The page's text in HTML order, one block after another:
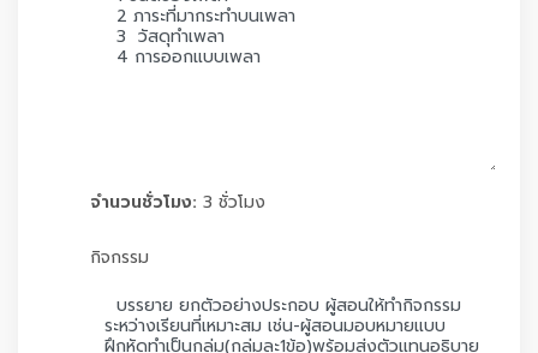
จำนวนชั่วโมง: 3 ชั่วโมง
กิจกรรม